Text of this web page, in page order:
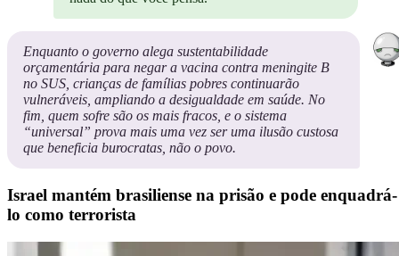
Enquanto o governo alega sustentabilidade
orçamentária para negar a vacina contra meningite B
no SUS, crianças de famílias pobres continuarão
vulneráveis, ampliando a desigualdade em saúde. No
fim, quem sofre são os mais fracos, e o sistema
“universal” prova mais uma vez ser uma ilusão custosa
que beneficia burocratas, não o povo.
Israel mantém brasiliense na prisão e pode enquadrá-
lo como terrorista